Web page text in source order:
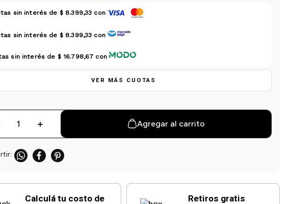
sin interés de $ 8.399,33 con
sin interés de $ 8.399,33 con
sin interés de $ 16.798,67 con
VER MÁS CUOTAS
＋ Agregar al carrito
Calculá tu costo de
Retiros gratis